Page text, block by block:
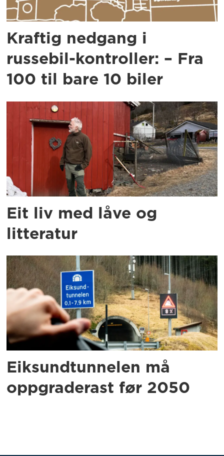
Kraftig nedgang i
russebil-kontroller: – Fra
100 til bare 10 biler
Eit liv med låve og
litteratur
Eiksundtunnelen må
oppgraderast før 2050